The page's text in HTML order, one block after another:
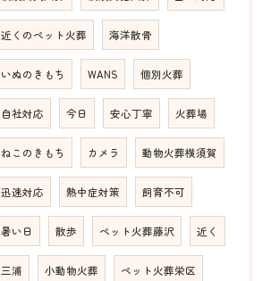
近くのペット火葬 海洋散骨
いぬのきもち WANS 個別火葬
自社対応 今日 安心丁寧 火葬場
ねこのきもち カメラ 動物火葬横須賀
迅速対応 熱中症対策 飼育不可
暑い日 散歩 ペット火葬藤沢 近く
三浦 小動物火葬 ペット火葬栄区